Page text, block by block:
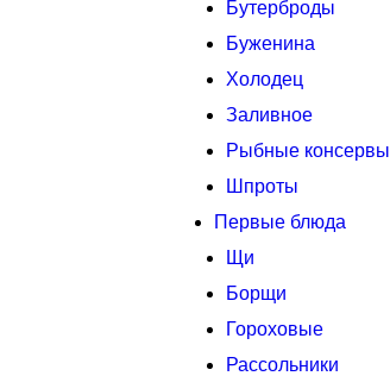
Бутерброды
Буженина
Холодец
Заливное
Рыбные консервы
Шпроты
Первые блюда
Щи
Борщи
Гороховые
Рассольники